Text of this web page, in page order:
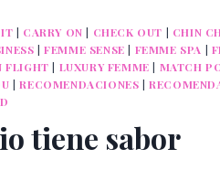
| CARRY ON | CHECK OUT | CHIN
|FEMME SENSE | FEMME SPA |
FLIGHT | LUXURY FEMME | MATCH
|RECOMENDACIONES |
tiene sabor